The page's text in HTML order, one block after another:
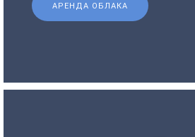
АРЕНДА ОБЛАКА